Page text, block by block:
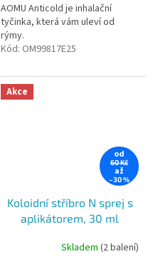
AOMU Anticold je inhalační
tyčinka, která vám uleví od
rýmy.
Kód: OM99817E25
Akce
od
60 Kč
až
–30 %
Koloidní stříbro N sprej s
aplikátorem, 30 ml
Skladem (2 balení)